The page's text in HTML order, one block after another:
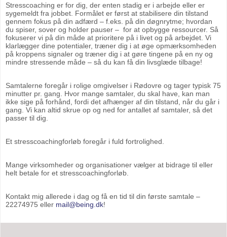
Stresscoaching er for dig, der enten stadig er i arbejde eller er
sygemeldt fra jobbet. Formålet er først at stabilisere din tilstand
gennem fokus på din adfærd – f.eks. på din døgnrytme; hvordan
du spiser, sover og holder pauser – for at opbygge ressourcer. Så
fokuserer vi på din måde at prioritere på i livet og på arbejdet. Vi
klarlægger dine potentialer, træner dig i at øge opmærksomheden
på kroppens signaler og træner dig i at gøre tingene på en ny og
mindre stressende måde – så du kan få din livsglæde tilbage!
Samtalerne foregår i rolige omgivelser i Rødovre og tager typisk 75
minutter pr. gang. Hvor mange samtaler, du skal have, kan man
ikke sige på forhånd, fordi det afhænger af din tilstand, når du går i
gang. Vi kan altid skrue op og ned for antallet af samtaler, så det
passer til dig.
Et stresscoachingforløb foregår i fuld fortrolighed.
Mange virksomheder og organisationer vælger at bidrage til eller
helt betale for et stresscoachingforløb.
Kontakt mig allerede i dag og få en tid til din første samtale –
22274975 eller mail@being.dk!